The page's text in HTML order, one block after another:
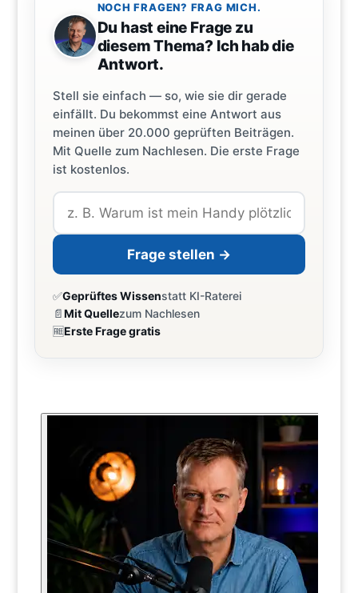
NOCH FRAGEN? FRAG MICH.
Du hast eine Frage zu
diesem Thema? Ich hab die
Antwort.
Stell sie einfach — so, wie sie dir gerade
einfällt. Du bekommst eine Antwort aus
meinen über 20.000 geprüften Beiträgen.
Mit Quelle zum Nachlesen. Die erste Frage
ist kostenlos.
Frage stellen →
✅Geprüftes Wissenstatt KI-Raterei
📄Mit Quellezum Nachlesen
🆓Erste Frage gratis